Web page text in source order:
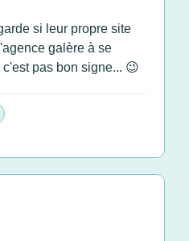
si leur propre site
galère à se
pas bon signe... 😉